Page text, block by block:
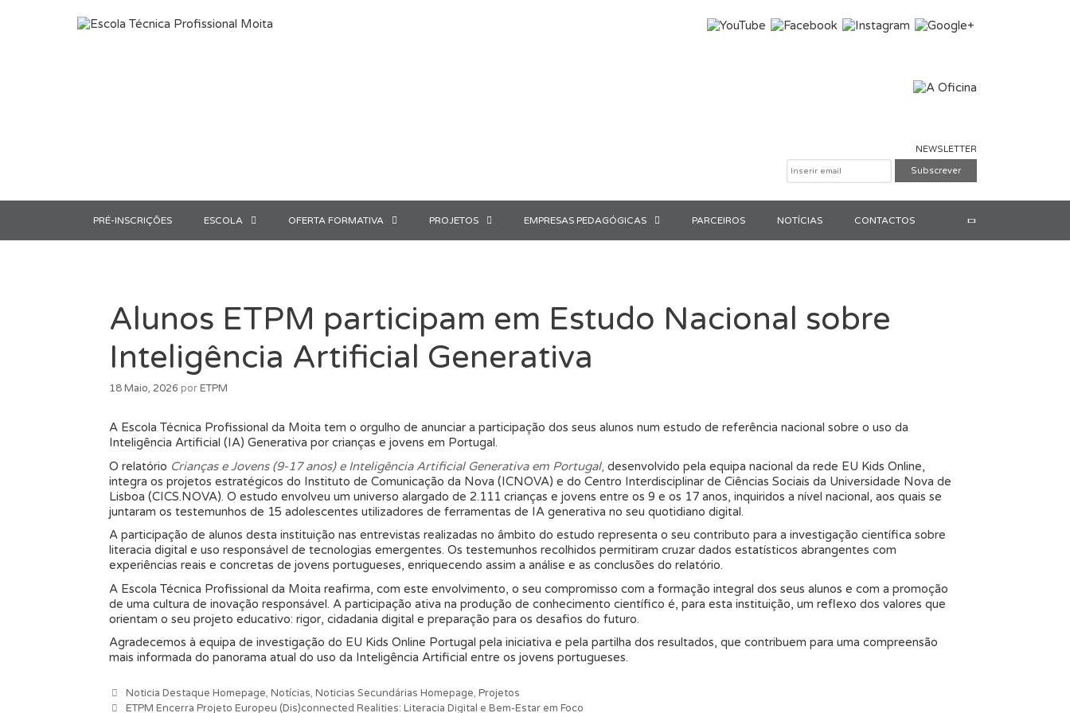
NEWSLETTER
PRÉ-INSCRIÇÕES ESCOLA OFERTA FORMATIVA PROJETOS EMPRESAS PEDAGÓGICAS PARCEIROS NOTÍCIAS CONTACTOS Pesquisar
Alunos ETPM participam em Estudo Nacional sobre
Inteligência Artificial Generativa
18 Maio, 2026 porETPM
A Escola Técnica Profissional da Moita tem o orgulho de anunciar a participação dos seus alunos num estudo de referência nacional sobre o uso da
Inteligência Artificial (IA) Generativa por crianças e jovens em Portugal.
O relatório Crianças e Jovens (9-17 anos) e Inteligência Artificial Generativa em Portugal, desenvolvido pela equipa nacional da rede EU Kids Online,
integra os projetos estratégicos do Instituto de Comunicação da Nova (ICNOVA) e do Centro Interdisciplinar de Ciências Sociais da Universidade Nova de
Lisboa (CICS.NOVA). O estudo envolveu um universo alargado de 2.111 crianças e jovens entre os 9 e os 17 anos, inquiridos a nível nacional, aos quais se
juntaram os testemunhos de 15 adolescentes utilizadores de ferramentas de IA generativa no seu quotidiano digital.
A participação de alunos desta instituição nas entrevistas realizadas no âmbito do estudo representa o seu contributo para a investigação científica sobre
literacia digital e uso responsável de tecnologias emergentes. Os testemunhos recolhidos permitiram cruzar dados estatísticos abrangentes com
experiências reais e concretas de jovens portugueses, enriquecendo assim a análise e as conclusões do relatório.
A Escola Técnica Profissional da Moita reafirma, com este envolvimento, o seu compromisso com a formação integral dos seus alunos e com a promoção
de uma cultura de inovação responsável. A participação ativa na produção de conhecimento científico é, para esta instituição, um reflexo dos valores que
orientam o seu projeto educativo: rigor, cidadania digital e preparação para os desafios do futuro.
Agradecemos à equipa de investigação do EU Kids Online Portugal pela iniciativa e pela partilha dos resultados, que contribuem para uma compreensão
mais informada do panorama atual do uso da Inteligência Artificial entre os jovens portugueses.
Categorias
Noticia Destaque Homepage, Notícias, Noticias Secundárias Homepage, Projetos
Navegação de artigos
ETPM Encerra Projeto Europeu (Dis)connected Realities: Literacia Digital e Bem-Estar em Foco